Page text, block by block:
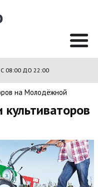
08:00 ДО 22:00
на Молодёжной